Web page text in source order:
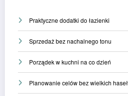
Praktyczne dodatki do łazienki
Sprzedaż bez nachalnego tonu
Porządek w kuchni na co dzień
Planowanie celów bez wielkich haseł